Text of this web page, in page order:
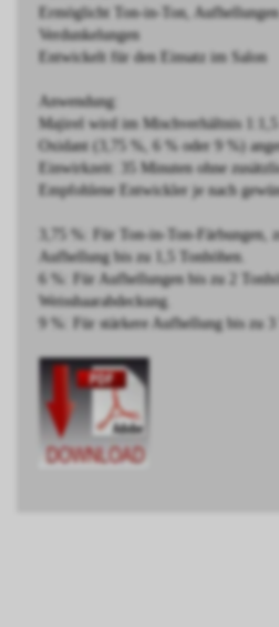
Ermöglicht Ton-in-Ton,
Verdunkelungen
Entwickelt für den Einsatz im Salon
Anwendung:
Majirel wird im Mischverhältnis
Oxidant (3,75 %, 6 % oder 9 %)
Einwirkzeit: 35 Minuten ohne
Empfohlene Entwickler je nach
3,75 %: Für Ton-in-Ton-Färbungen,
Aufhellung bis zu 1,5 Tonhöhen.
6 %: Für Aufhellungen bis zu 2
Weisshaarabdeckung.
9 %: Für stärkere Aufhellung bis zu 3